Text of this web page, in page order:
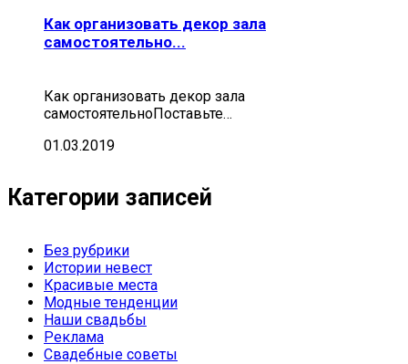
Как организовать декор зала
самостоятельно...
Как организовать декор зала
самостоятельноПоставьте…
01.03.2019
Категории записей
Без рубрики
Истории невест
Красивые места
Модные тенденции
Наши свадьбы
Реклама
Свадебные советы